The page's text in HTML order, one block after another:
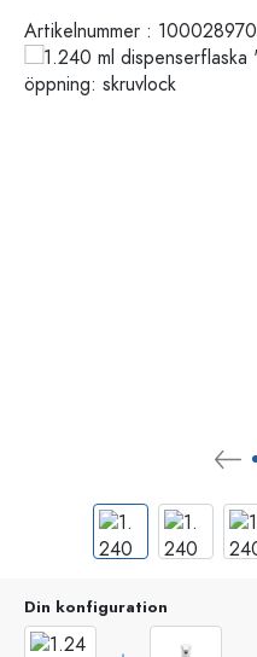
Artikelnummer : 100028970
Din konfiguration